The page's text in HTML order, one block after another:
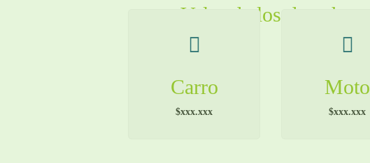
Valor de los derechos
Carro
$xxx.xxx
Moto
$xxx.xxx